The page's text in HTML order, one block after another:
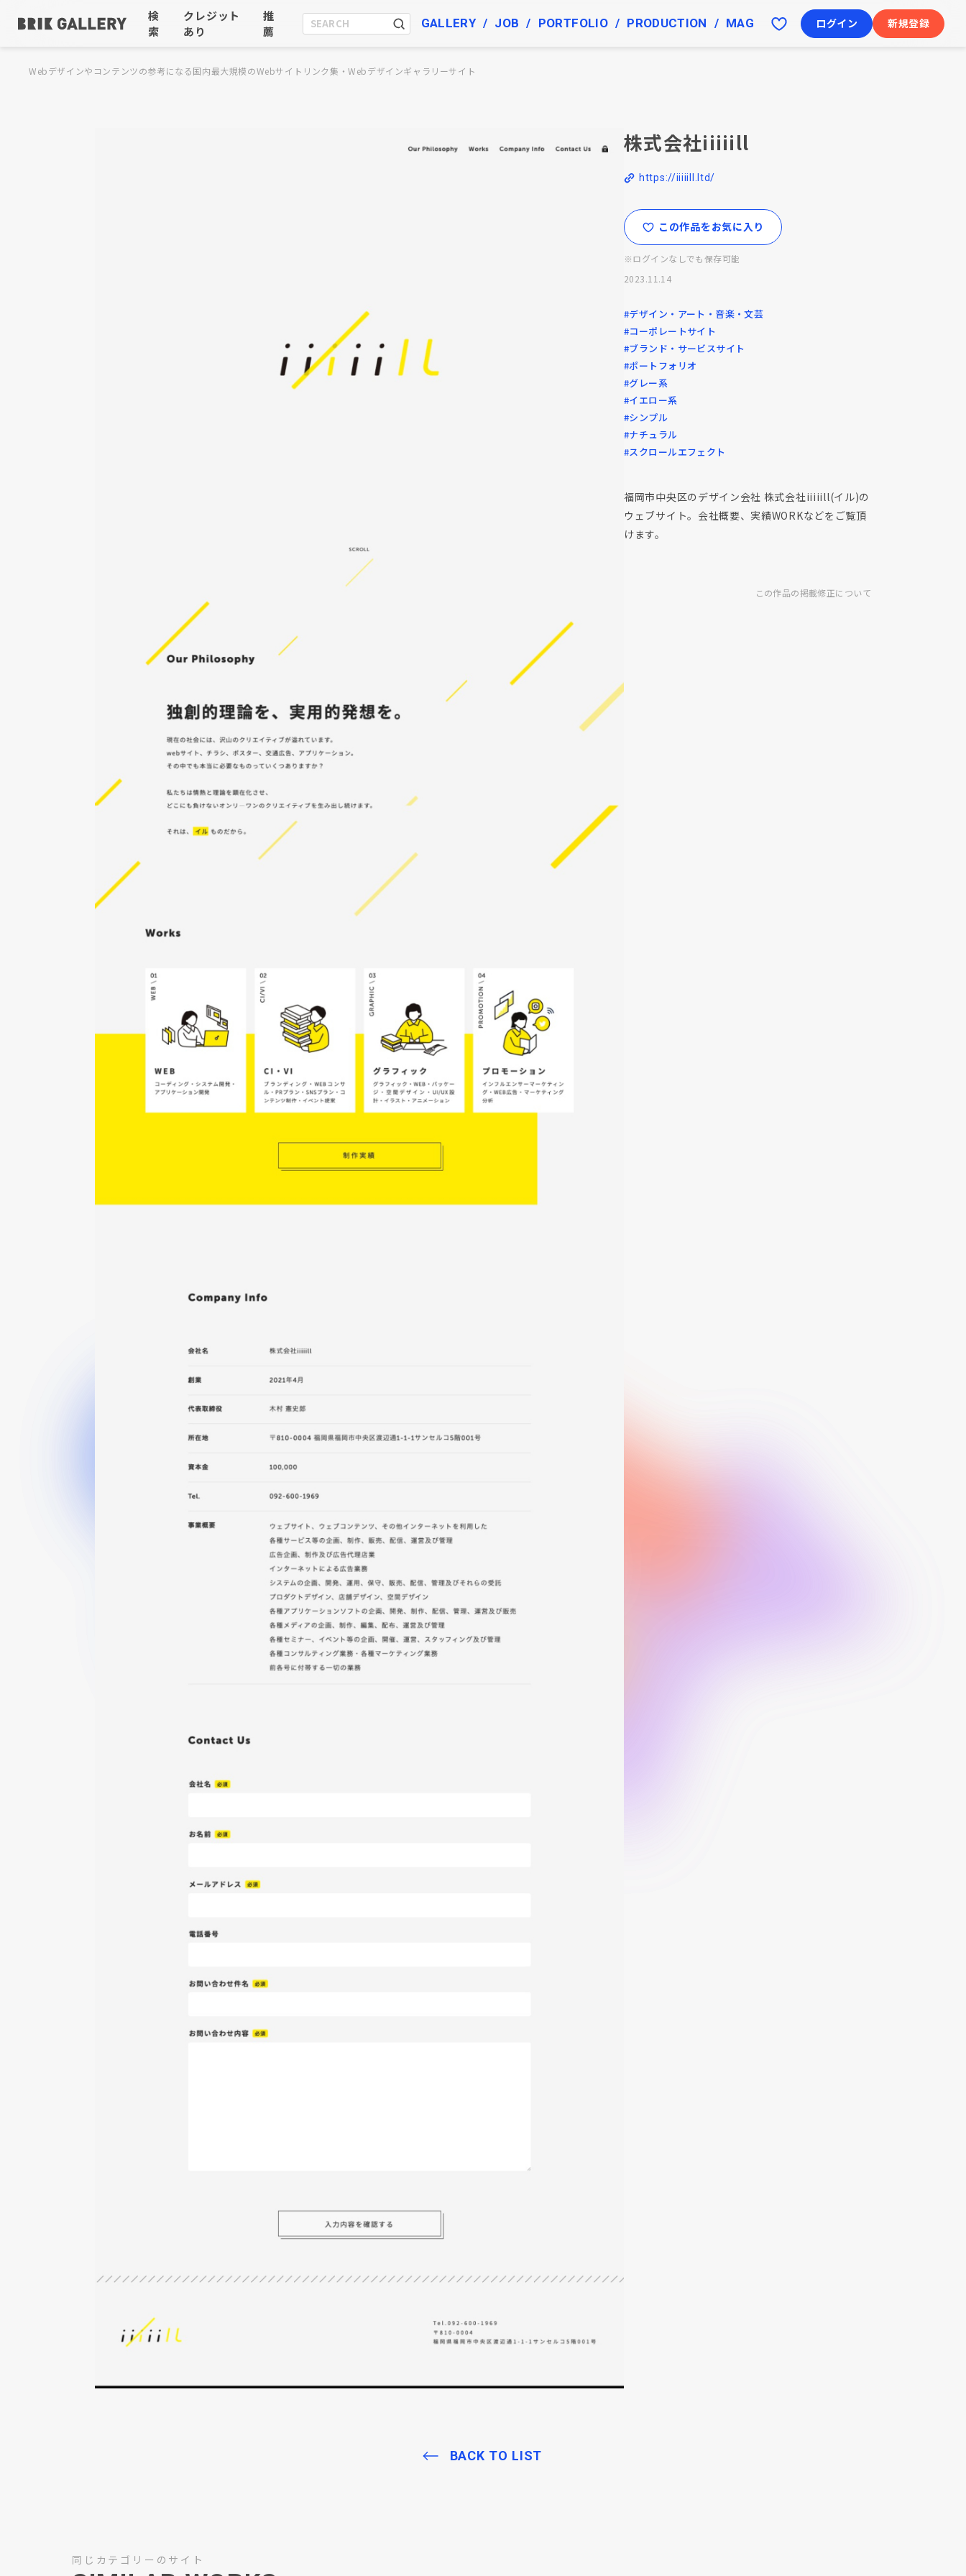
検
索
クレジット
あり
推
薦
GALLERY JOB PORTFOLIO PRODUCTION MAG ログイン 新規登録
Webデザインやコンテンツの参考になる国内最大規模のWebサイトリンク集・Webデザインギャラリーサイト
株式会社iiiiill
https://iiiiill.ltd/
この作品をお気に入り
※ログインなしでも保存可能
2023.11.14
#デザイン・アート・音楽・文芸
#コーポレートサイト
#ブランド・サービスサイト
#ポートフォリオ
#グレー系
#イエロー系
#シンプル
#ナチュラル
#スクロールエフェクト
福岡市中央区のデザイン会社 株式会社iiiiill(イル)の
ウェブサイト。会社概要、実績WORKなどをご覧頂
けます。
この作品の掲載修正について
BACK TO LIST
同じカテゴリーのサイト